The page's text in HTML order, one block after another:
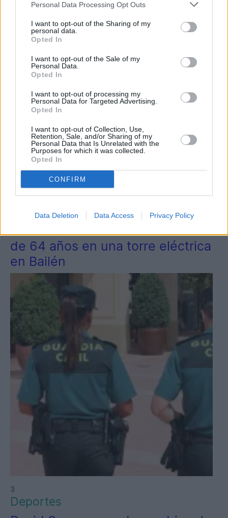
Personal Data Processing Opt Outs
I want to opt-out of the Sharing of my
personal data.
Opted In
I want to opt-out of the Sale of my
Personal Data.
Opted In
I want to opt-out of processing my
Personal Data for Targeted Advertising.
Opted In
I want to opt-out of Collection, Use,
Retention, Sale, and/or Sharing of my
Personal Data that Is Unrelated with the
Purposes for which it was collected.
Opted In
CONFIRM
Data Deletion Data Access Privacy Policy
Provincia
Muere electrocutado un hombre
de 64 años en una torre eléctrica
en Bailén
3
Deportes